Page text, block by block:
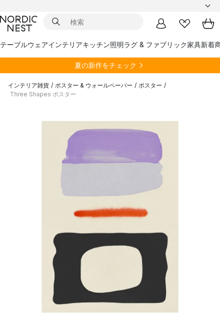
テーブルウェアインテリアキッチン照明ラグ & ファブリック家具新着
夏の新作をチェック
インテリア雑貨 / ポスター & ウォールペーパー / ポスター /
Three Shapes ポスター